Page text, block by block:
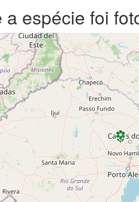
a espécie foi